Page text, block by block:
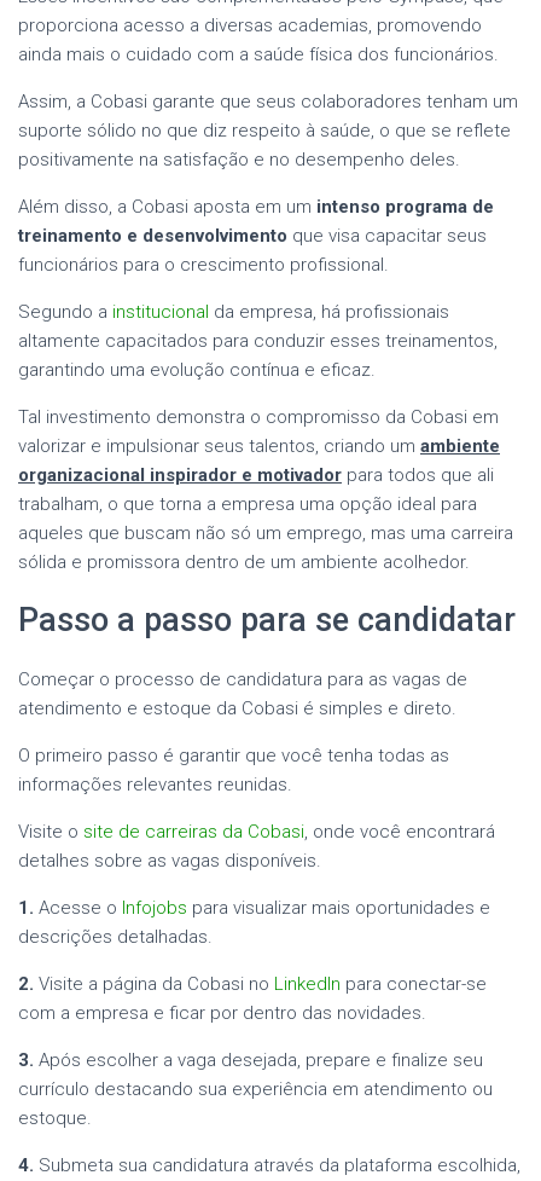
proporciona acesso a diversas academias, promovendo
ainda mais o cuidado com a saúde física dos funcionários.
Assim, a Cobasi garante que seus colaboradores tenham um
suporte sólido no que diz respeito à saúde, o que se reflete
positivamente na satisfação e no desempenho deles.
Além disso, a Cobasi aposta em um intenso programa de
treinamento e desenvolvimento que visa capacitar seus
funcionários para o crescimento profissional.
Segundo a institucional da empresa, há profissionais
altamente capacitados para conduzir esses treinamentos,
garantindo uma evolução contínua e eficaz.
Tal investimento demonstra o compromisso da Cobasi em
valorizar e impulsionar seus talentos, criando um ambiente
organizacional inspirador e motivador para todos que ali
trabalham, o que torna a empresa uma opção ideal para
aqueles que buscam não só um emprego, mas uma carreira
sólida e promissora dentro de um ambiente acolhedor.
Passo a passo para se candidatar
Começar o processo de candidatura para as vagas de
atendimento e estoque da Cobasi é simples e direto.
O primeiro passo é garantir que você tenha todas as
informações relevantes reunidas.
Visite o site de carreiras da Cobasi, onde você encontrará
detalhes sobre as vagas disponíveis.
1. Acesse o Infojobs para visualizar mais oportunidades e
descrições detalhadas.
2. Visite a página da Cobasi no LinkedIn para conectar-se
com a empresa e ficar por dentro das novidades.
3. Após escolher a vaga desejada, prepare e finalize seu
currículo destacando sua experiência em atendimento ou
estoque.
4. Submeta sua candidatura através da plataforma escolhida,